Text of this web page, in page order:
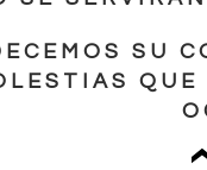
12.60
€
-- ver todos los
SU